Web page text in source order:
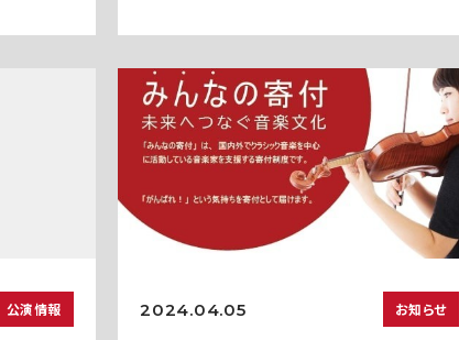
公演情報 2024.04.05 お知らせ